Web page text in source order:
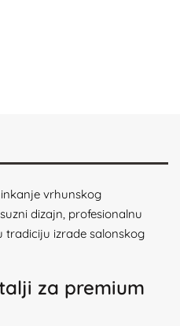
vrhunskog
dizajn, profesionalnu
izrade salonskog
za premium